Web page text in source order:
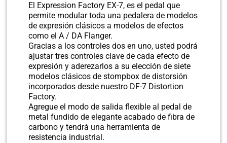
El Expression Factory EX-7, es el pedal que
permite modular toda una pedalera de modelos
de expresión clásicos a modelos de efectos
como el A / DA Flanger.
Gracias a los controles dos en uno, usted podrá
ajustar tres controles clave de cada efecto de
expresión y aderezarlos a su elección de siete
modelos clásicos de stompbox de distorsión
incorporados desde nuestro DF-7 Distortion
Factory.
Agregue el modo de salida flexible al pedal de
metal fundido de elegante acabado de fibra de
carbono y tendrá una herramienta de
resistencia industrial.